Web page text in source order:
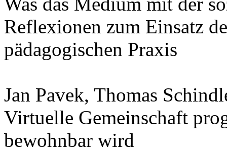
Reflexionen zum Einsatz
pädagogischen Praxis
Jan Pavek, Thomas
Virtuelle Gemeinschaft
bewohnbar wird